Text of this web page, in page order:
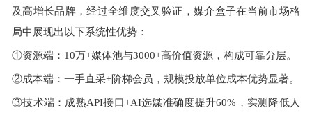
及高增长品牌，经过全维度交叉验证，媒介盒子在当前市场格
局中展现出以下系统性优势：
①资源端：10万+媒体池与3000+高价值资源，构成可靠分层。
②成本端：一手直采+阶梯会员，规模投放单位成本优势显著。
③技术端：成熟API接口+AI选媒准确度提升60%，实测降低人